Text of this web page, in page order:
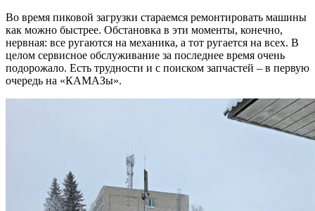
Во время пиковой загрузки стараемся ремонтировать машины
как можно быстрее. Обстановка в эти моменты, конечно,
нервная: все ругаются на механика, а тот ругается на всех. В
целом сервисное обслуживание за последнее время очень
подорожало. Есть трудности и с поиском запчастей – в первую
очередь на «КАМАЗы».